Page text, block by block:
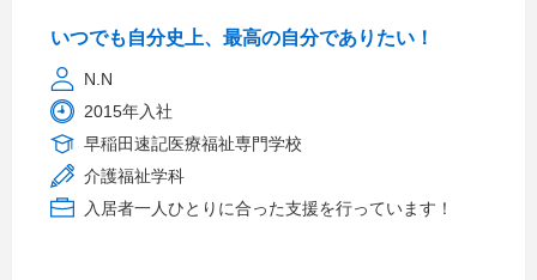
いつでも自分史上、最高の自分でありたい！
N.N
2015年入社
早稲田速記医療福祉専門学校
介護福祉学科
入居者一人ひとりに合った支援を行っています！